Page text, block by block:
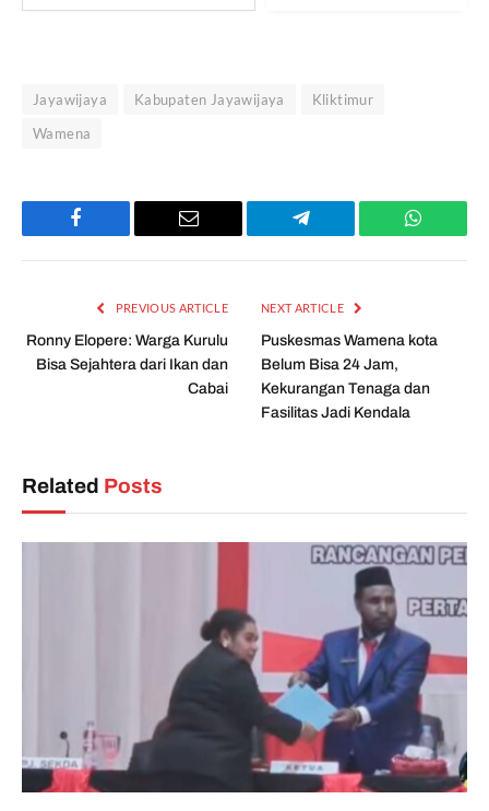
Jayawijaya Kabupaten Jayawijaya
Kliktimur
Wamena
Facebook Email Telegram
PREVIOUS ARTICLE
Ronny Elopere: Warga Kurulu
Bisa Sejahtera dari Ikan dan
Cabai
NEXT ARTICLE
Puskesmas Wamena kota
Belum Bisa 24 Jam,
Kekurangan Tenaga dan
Fasilitas Jadi Kendala
Related Posts